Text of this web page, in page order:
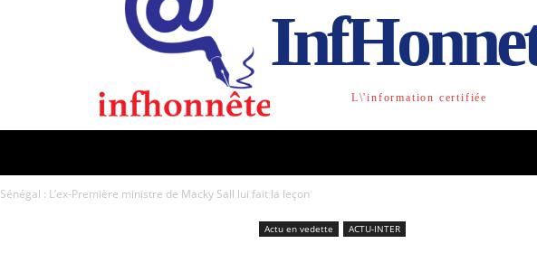
L\'information certifiée
Sénégal : L’ex-Première ministre de Macky Sall lui fait la leçon
Actu en vedette ACTU-INTER